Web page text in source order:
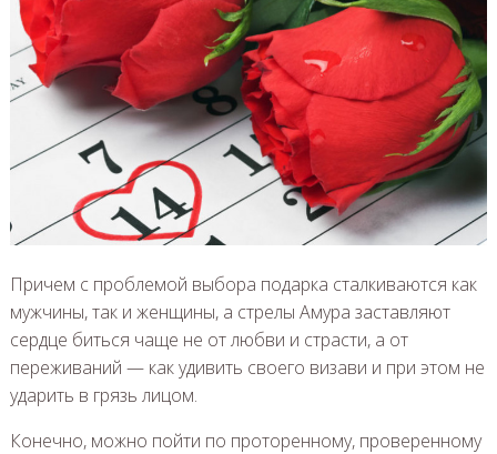
Причем с проблемой выбора подарка сталкиваются как
мужчины, так и женщины, а стрелы Амура заставляют
сердце биться чаще не от любви и страсти, а от
переживаний — как удивить своего визави и при этом не
ударить в грязь лицом.
Конечно, можно пойти по проторенному, проверенному